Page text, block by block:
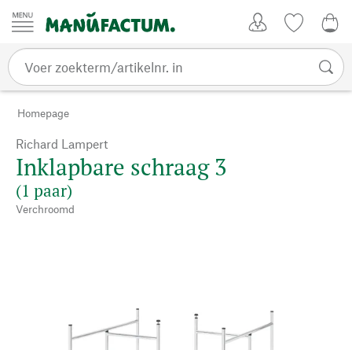
Passer au contenu
Homepage
Richard Lampert
Inklapbare schraag 3
(1 paar)
Verchroomd